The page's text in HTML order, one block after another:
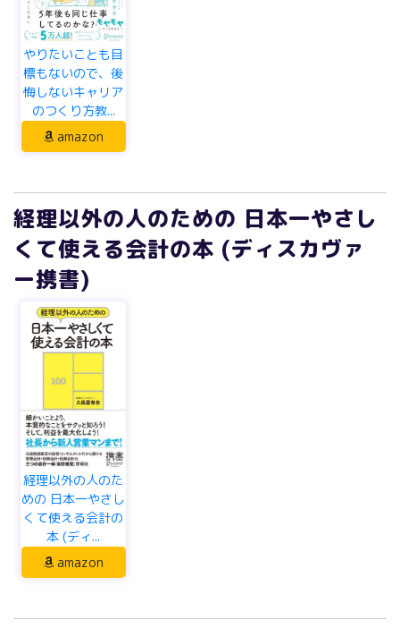
やりたいことも目
標もないので、後
悔しないキャリア
のつくり方教...
amazon
経理以外の人のための 日本一やさし
くて使える会計の本 (ディスカヴァ
ー携書)
経理以外の人のた
めの 日本一やさし
くて使える会計の
本 (ディ...
amazon